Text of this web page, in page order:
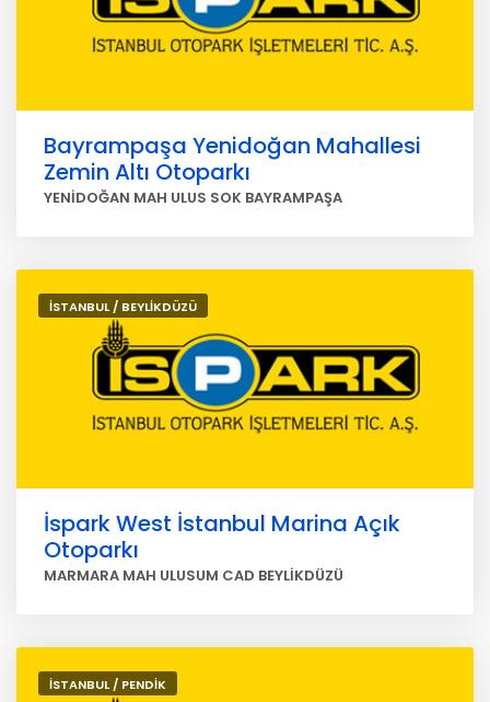
Bayrampaşa Yenidoğan Mahallesi
Zemin Altı Otoparkı
YENİDOĞAN MAH ULUS SOK BAYRAMPAŞA
İSTANBUL / BEYLİKDÜZÜ
İspark West İstanbul Marina Açık
Otoparkı
MARMARA MAH ULUSUM CAD BEYLİKDÜZÜ
İSTANBUL / PENDİK